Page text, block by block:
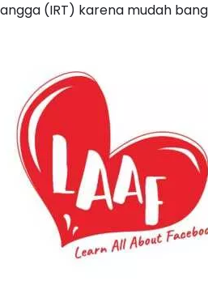
(IRT) karena mudah